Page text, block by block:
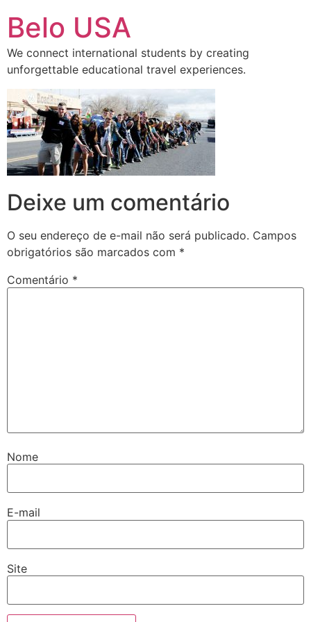
para
conteúdo
Belo USA
We connect international students by creating
unforgettable educational travel experiences.
Deixe um comentário
O seu endereço de e-mail não será publicado. Campos
obrigatórios são marcados com *
Comentário *
Nome
E-mail
Site